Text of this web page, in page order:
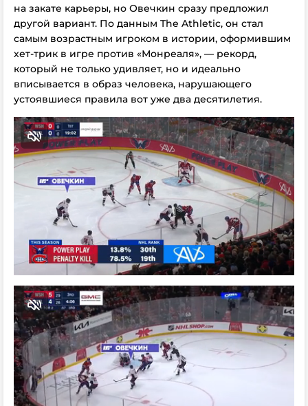
на закате карьеры, но Овечкин сразу предложил
другой вариант. По данным The Athletic, он стал
самым возрастным игроком в истории, оформившим
хет-трик в игре против «Монреаля», — рекорд,
который не только удивляет, но и идеально
вписывается в образ человека, нарушающего
устоявшиеся правила вот уже два десятилетия.